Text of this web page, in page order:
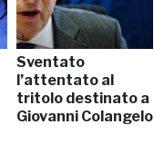
Sventato
l’attentato al
tritolo destinato a
Giovanni Colangelo